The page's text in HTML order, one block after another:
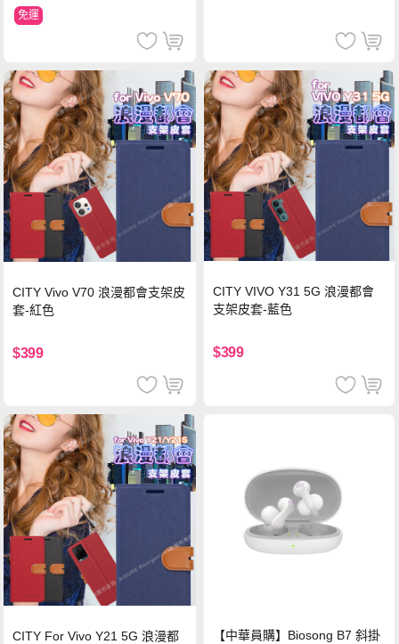
免運
CITY Vivo V70 浪漫都會支架皮
套-紅色
$399
CITY VIVO Y31 5G 浪漫都會
支架皮套-藍色
$399
CITY For Vivo Y21 5G 浪漫都
【中華員購】Biosong B7 斜掛